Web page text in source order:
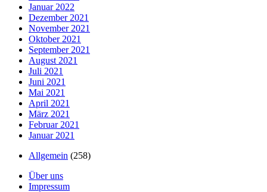
Januar 2022
Dezember 2021
November 2021
Oktober 2021
September 2021
August 2021
Juli 2021
Juni 2021
Mai 2021
April 2021
März 2021
Februar 2021
Januar 2021
Allgemein (258)
Über uns
Impressum